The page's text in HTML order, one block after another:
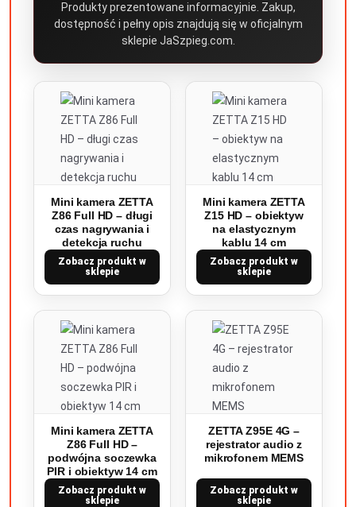
Produkty prezentowane informacyjnie. Zakup,
dostępność i pełny opis znajdują się w oficjalnym
sklepie JaSzpieg.com.
Mini kamera ZETTA
Z86 Full HD – długi
czas nagrywania i
detekcja ruchu
Zobacz produkt w
sklepie
Mini kamera ZETTA
Z15 HD – obiektyw
na elastycznym
kablu 14 cm
Zobacz produkt w
sklepie
Mini kamera ZETTA
Z86 Full HD –
podwójna soczewka
PIR i obiektyw 14 cm
Zobacz produkt w
sklepie
ZETTA Z95E 4G –
rejestrator audio z
mikrofonem MEMS
Zobacz produkt w
sklepie